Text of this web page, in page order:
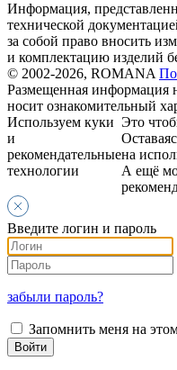
Информация,
технической
за собой право вносить
и комплектацию изделий
© 2002-2026, ROMANA
Размещенная информация
носит ознакомительный
Используем куки
и
рекомендательные
технологии
Это
на
А ещё
Введите логин и пароль
забыли пароль?
Запомнить меня на